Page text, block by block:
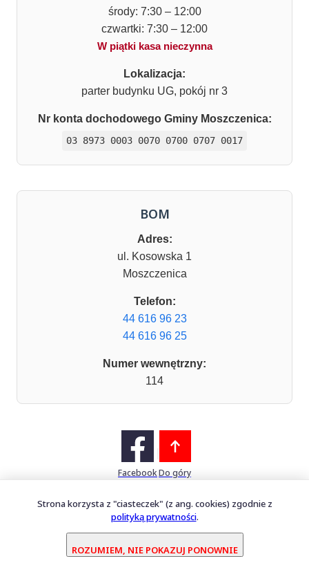
środy: 7:30 – 12:00
czwartki: 7:30 – 12:00
W piątki kasa nieczynna
Lokalizacja:
parter budynku UG, pokój nr 3
Nr konta dochodowego Gminy Moszczenica:
03 8973 0003 0070 0700 0707 0017
BOM
Adres:
ul. Kosowska 1
Moszczenica
Telefon:
44 616 96 23
44 616 96 25
Numer wewnętrzny:
114
FacebookDo góry
Strona korzysta z "ciasteczek" (z ang. cookies) zgodnie z
polityką prywatności.
ROZUMIEM, NIE POKAZUJ PONOWNIE